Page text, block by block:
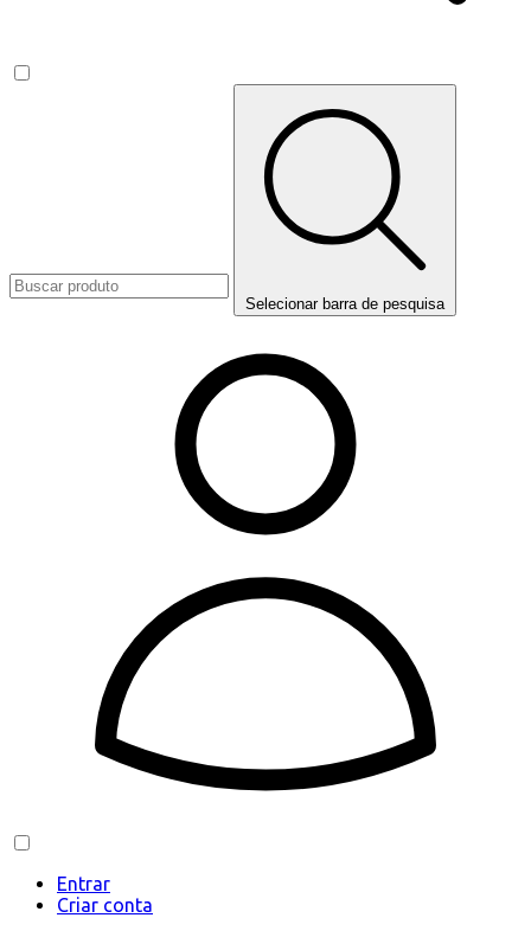
Selecionar barra de pesquisa
Entrar
Criar conta